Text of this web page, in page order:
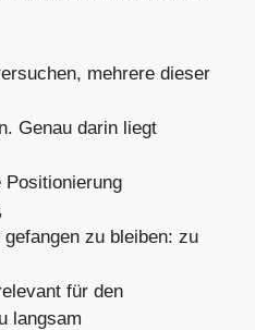
mehrere dieser
Genau darin liegt
zu bleiben: zu
für den
langsam